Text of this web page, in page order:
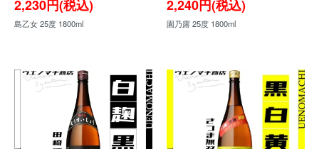
2,230円(税込)
島乙女 25度 1800ml
2,240円(税込)
園乃露 25度 1800ml